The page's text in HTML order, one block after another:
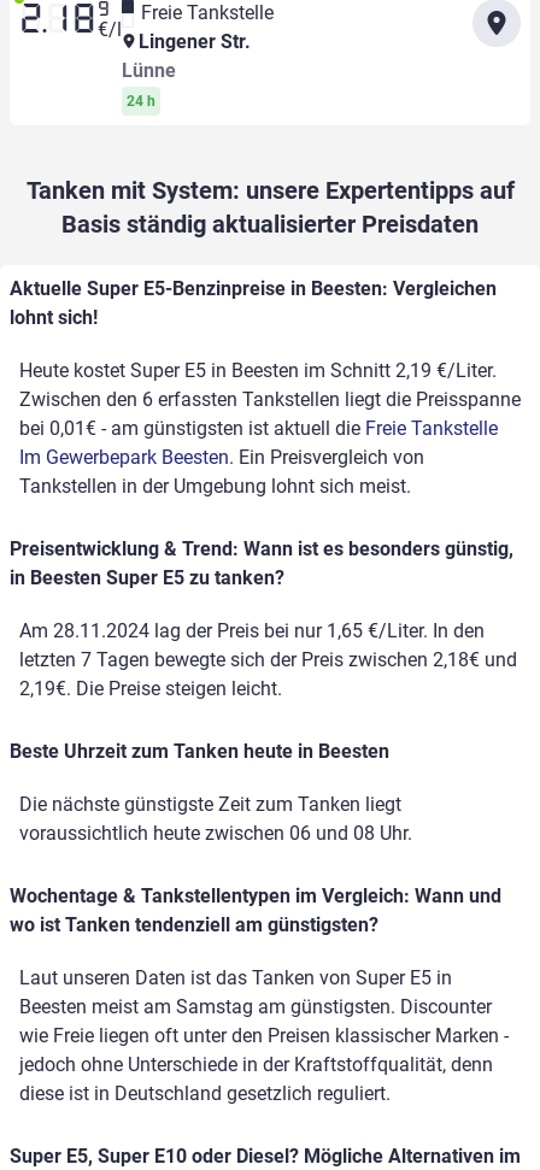
2.18 9
€/l
Freie Tankstelle
Lingener Str.
Lünne
24 h
Tanken mit System: unsere Expertentipps auf
Basis ständig aktualisierter Preisdaten
Aktuelle Super E5-Benzinpreise in Beesten: Vergleichen
lohnt sich!
Heute kostet Super E5 in Beesten im Schnitt 2,19 €/Liter.
Zwischen den 6 erfassten Tankstellen liegt die Preisspanne
bei 0,01€ - am günstigsten ist aktuell die Freie Tankstelle
Im Gewerbepark Beesten. Ein Preisvergleich von
Tankstellen in der Umgebung lohnt sich meist.
Preisentwicklung & Trend: Wann ist es besonders günstig,
in Beesten Super E5 zu tanken?
Am 28.11.2024 lag der Preis bei nur 1,65 €/Liter. In den
letzten 7 Tagen bewegte sich der Preis zwischen 2,18€ und
2,19€. Die Preise steigen leicht.
Beste Uhrzeit zum Tanken heute in Beesten
Die nächste günstigste Zeit zum Tanken liegt
voraussichtlich heute zwischen 06 und 08 Uhr.
Wochentage & Tankstellentypen im Vergleich: Wann und
wo ist Tanken tendenziell am günstigsten?
Laut unseren Daten ist das Tanken von Super E5 in
Beesten meist am Samstag am günstigsten. Discounter
wie Freie liegen oft unter den Preisen klassischer Marken -
jedoch ohne Unterschiede in der Kraftstoffqualität, denn
diese ist in Deutschland gesetzlich reguliert.
Super E5, Super E10 oder Diesel? Mögliche Alternativen im